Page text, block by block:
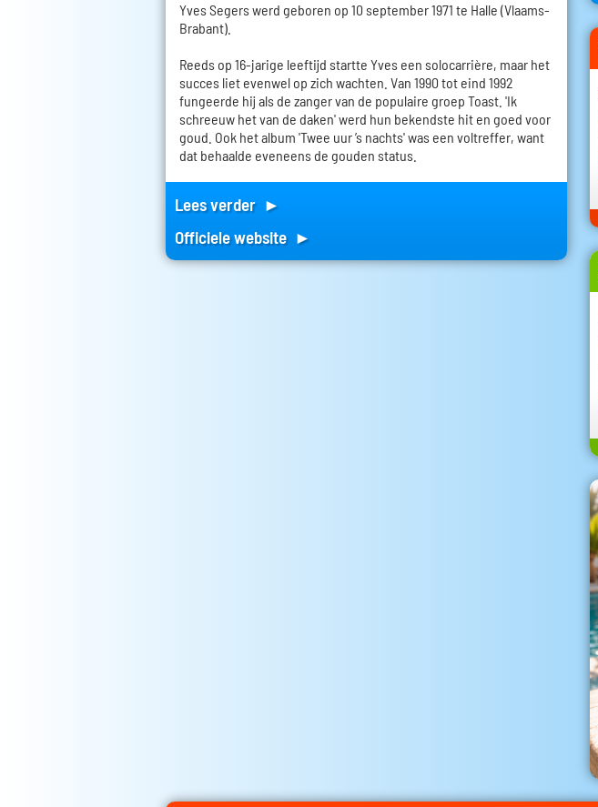
Yves Segers werd geboren op 10 september 1971 te Halle (Vlaams-
Brabant).
Reeds op 16-jarige leeftijd startte Yves een solocarrière, maar het
succes liet evenwel op zich wachten. Van 1990 tot eind 1992
fungeerde hij als de zanger van de populaire groep Toast. 'Ik
schreeuw het van de daken' werd hun bekendste hit en goed voor
goud. Ook het album 'Twee uur ’s nachts' was een voltreffer, want
dat behaalde eveneens de gouden status.
Lees verder ►
Officiele website ►